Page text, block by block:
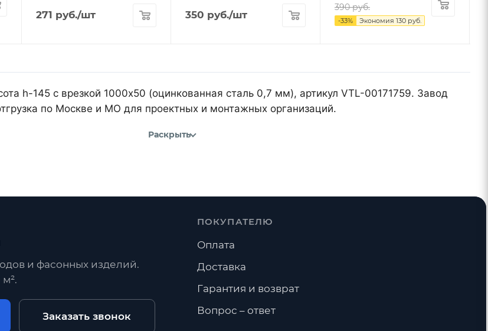
271 руб./шт 350 руб./шт
390руб.
-33% Экономия 130 руб.
h-145 с врезкой 1000х50 (оцинкованная сталь 0,7 мм), артикул VTL-00171759. Завод
по Москве и МО для проектных и монтажных организаций.
Раскрыть
и фасонных изделий.
Заказать звонок
ПОКУПАТЕЛЮ
Оплата
Доставка
Гарантия и возврат
Вопрос – ответ